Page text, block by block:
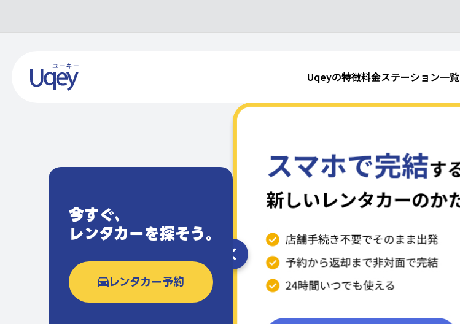
Uqeyの特徴料金ステーション一覧
今すぐ､
レンタカーを探そう｡
レンタカー予約